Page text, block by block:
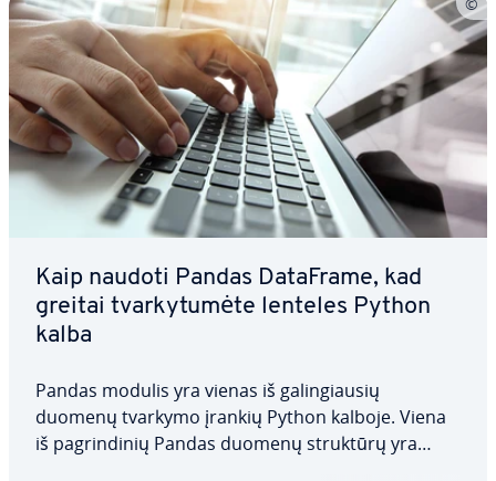
Kaip naudoti Pandas DataFrame, kad
greitai tvar­ky­tu­mė­te lenteles Python
kalba
Pandas modulis yra vienas iš ga­lin­giau­sių
duomenų tvarkymo įrankių Python kalboje. Viena
iš pag­rin­di­nių Pandas duomenų struktūrų yra